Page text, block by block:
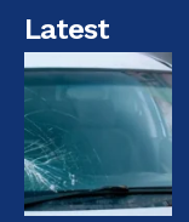
Latest